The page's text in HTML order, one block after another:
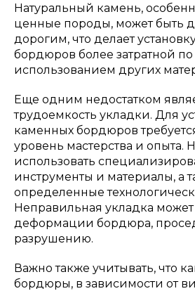
Натуральный камень,
ценные породы, может быть
дорогим, что делает
бордюров более затратной
использованием других
Еще одним недостатком
трудоемкость укладки. Для
каменных бордюров
уровень мастерства и опыта.
использовать
инструменты и материалы, а
определенные
Неправильная укладка
деформации бордюра,
разрушению.
Важно также учитывать, что
бордюры, в зависимости от